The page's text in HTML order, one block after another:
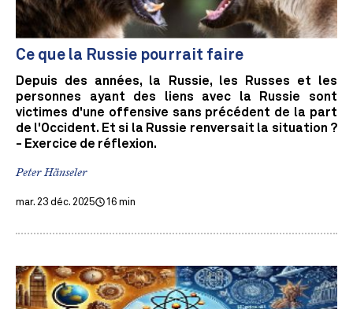
Ce que la Russie pourrait faire
Depuis des années, la Russie, les Russes et les
personnes ayant des liens avec la Russie sont
victimes d'une offensive sans précédent de la part
de l'Occident. Et si la Russie renversait la situation ?
- Exercice de réflexion.
Peter Hänseler
mar. 23 déc. 2025 16 min